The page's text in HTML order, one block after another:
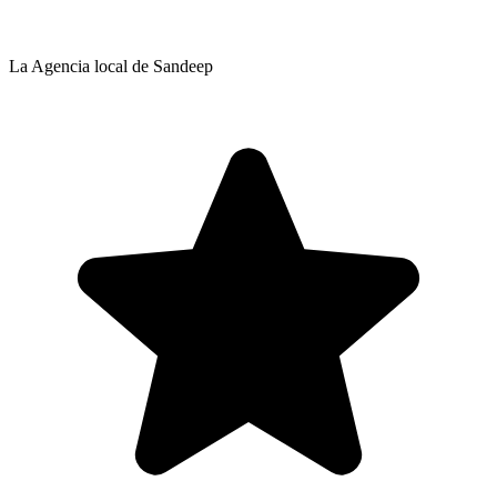
La Agencia local de Sandeep